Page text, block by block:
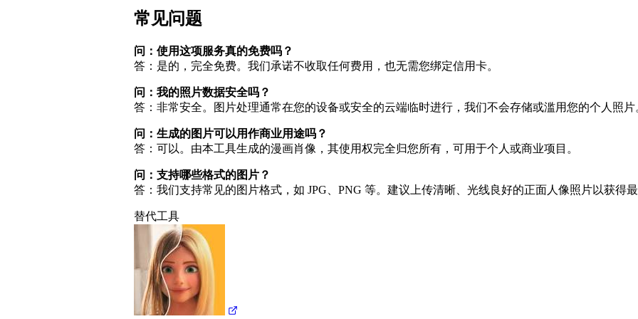
常见问题
问：使用这项服务真的免费吗？
答：是的，完全免费。我们承诺不收取任何费用，也无需您绑定信用卡。
问：我的照片数据安全吗？
答：非常安全。图片处理通常在您的设备或安全的云端临时进行，我们不会存储或滥用您的个人照片
问：生成的图片可以用作商业用途吗？
答：可以。由本工具生成的漫画肖像，其使用权完全归您所有，可用于个人或商业项目。
问：支持哪些格式的图片？
答：我们支持常见的图片格式，如 JPG、PNG 等。建议上传清晰、光线良好的正面人像照片以获得最
替代工具